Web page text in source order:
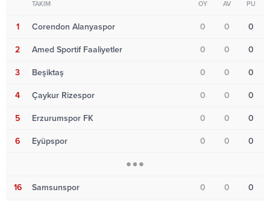
TAKIM OY AV PU
1 Corendon Alanyaspor 0 0 0
2 Amed Sportif Faaliyetler 0 0 0
3 Beşiktaş 0 0 0
4 Çaykur Rizespor 0 0 0
5 Erzurumspor FK 0 0 0
6 Eyüpspor 0 0 0
16 Samsunspor 0 0 0